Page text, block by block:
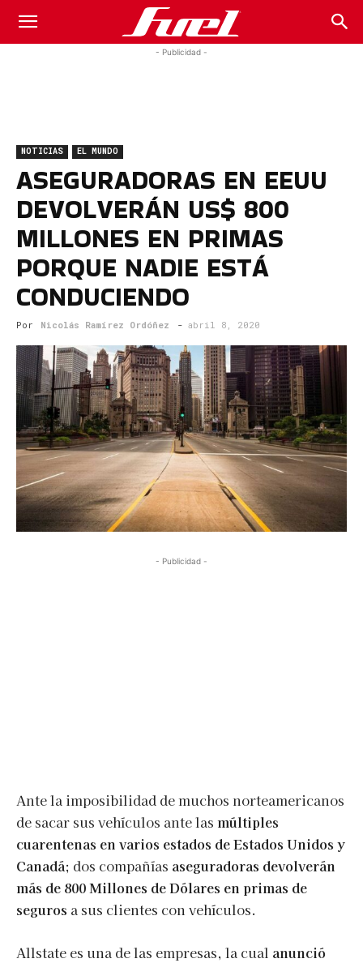
Fuel
Magazine
- Publicidad -
NOTICIAS EL MUNDO
ASEGURADORAS EN EEUU
DEVOLVERÁN US$ 800
MILLONES EN PRIMAS
PORQUE NADIE ESTÁ
CONDUCIENDO
Por Nicolás Ramírez Ordóñez - abril 8, 2020
- Publicidad -
Ante la imposibilidad de muchos norteamericanos
de sacar sus vehículos ante las múltiples
cuarentenas en varios estados de Estados Unidos y
Canadá; dos compañías aseguradoras devolverán
más de 800 Millones de Dólares en primas de
seguros a sus clientes con vehículos.
Allstate es una de las empresas, la cual anunció